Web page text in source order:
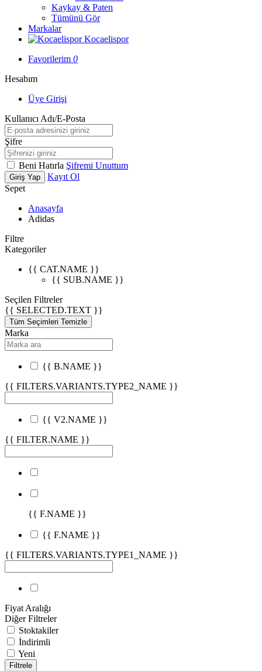
Kaykay & Paten
Tümünü Gör
Markalar
Kocaelispor
Favorilerim 0
Hesabım
Üye Girişi
Kullanıcı Adı/E-Posta
Şifre
Beni Hatırla Şifremi Unuttum
Giriş Yap
Kayıt Ol
Sepet
Anasayfa
Adidas
Filtre
Kategoriler
{{ CAT.NAME }}
{{ SUB.NAME }}
Seçilen Filtreler
{{ SELECTED.TEXT }}
Tüm Seçimleri Temizle
Marka
{{ B.NAME }}
{{ FILTERS.VARIANTS.TYPE2_NAME }}
{{ V2.NAME }}
{{ FILTER.NAME }}
{{ F.NAME }}
{{ F.NAME }}
{{ FILTERS.VARIANTS.TYPE1_NAME }}
Fiyat Aralığı
Diğer Filtreler
Stoktakiler
İndirimli
Yeni
Filtrele